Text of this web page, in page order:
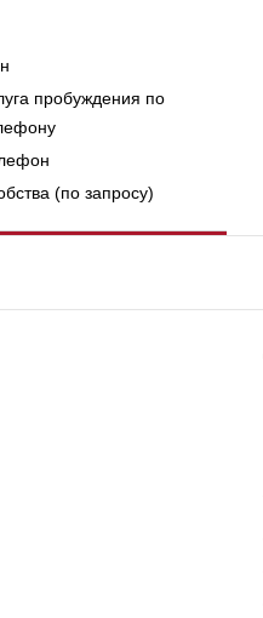
пробуждения по
(по запросу)